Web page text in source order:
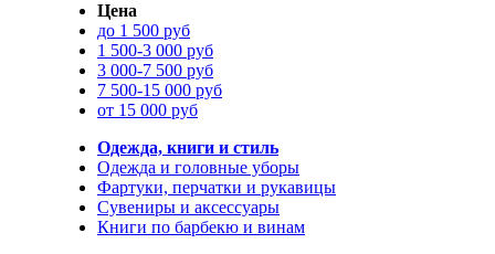
Цена
до 1 500 руб
1 500-3 000 руб
3 000-7 500 руб
7 500-15 000 руб
от 15 000 руб
Одежда, книги и стиль
Одежда и головные уборы
Фартуки, перчатки и рукавицы
Сувениры и аксессуары
Книги по барбекю и винам